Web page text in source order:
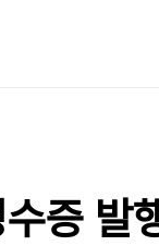
증 발